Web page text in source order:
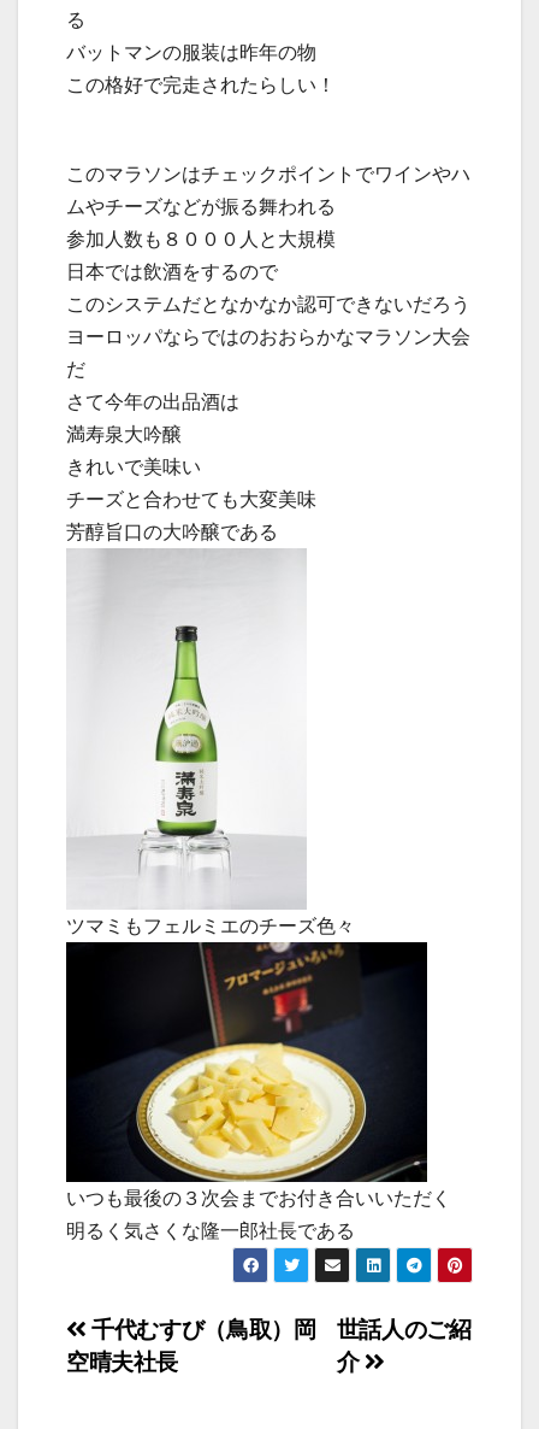
る
バットマンの服装は昨年の物
この格好で完走されたらしい！
このマラソンはチェックポイントでワインやハ
ムやチーズなどが振る舞われる
参加人数も８０００人と大規模
日本では飲酒をするので
このシステムだとなかなか認可できないだろう
ヨーロッパならではのおおらかなマラソン大会
だ
さて今年の出品酒は
満寿泉大吟醸
きれいで美味い
チーズと合わせても大変美味
芳醇旨口の大吟醸である
ツマミもフェルミエのチーズ色々
いつも最後の３次会までお付き合いいただく
明るく気さくな隆一郎社長である
投
稿
世話人のご紹
介
千代むすび（鳥取）岡
空晴夫社長